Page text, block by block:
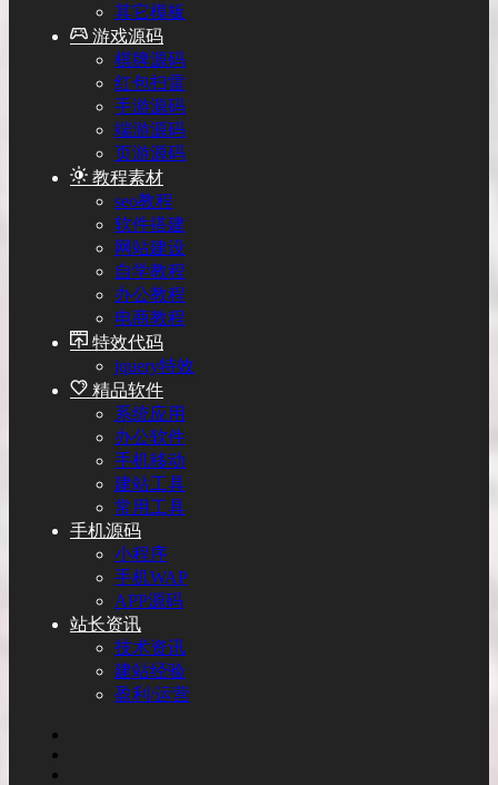
其它模板
游戏源码
棋牌源码
红包扫雷
手游源码
端游源码
页游源码
教程素材
seo教程
软件搭建
网站建设
自学教程
办公教程
电商教程
特效代码
jquery特效
精品软件
系统应用
办公软件
手机移动
建站工具
常用工具
手机源码
小程序
手机WAP
APP源码
站长资讯
技术资讯
建站经验
盈利/运营